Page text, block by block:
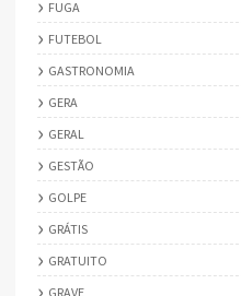
FUGA
FUTEBOL
GASTRONOMIA
GERA
GERAL
GESTÃO
GOLPE
GRÁTIS
GRATUITO
GRAVE